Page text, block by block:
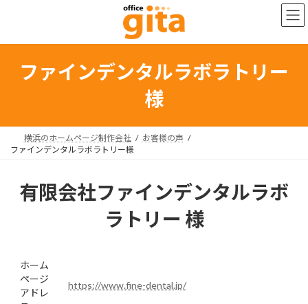
ン
プ
ー
動
ファインデンタルラボラトリー
様
横浜のホームページ制作会社
お客様の声
ファインデンタルラボラトリー様
有限会社ファインデンタルラボ
ラトリー 様
ホーム
ページ
アドレ
https://www.fine-dental.jp/